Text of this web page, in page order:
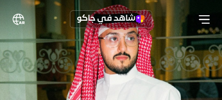
شاهد في جاكو